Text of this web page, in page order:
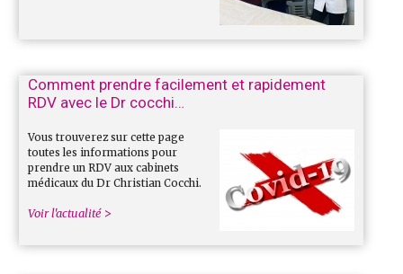
Comment prendre facilement et rapidement
RDV avec le Dr cocchi…
Vous trouverez sur cette page
toutes les informations pour
prendre un RDV aux cabinets
médicaux du Dr Christian Cocchi.
Voir l'actualité